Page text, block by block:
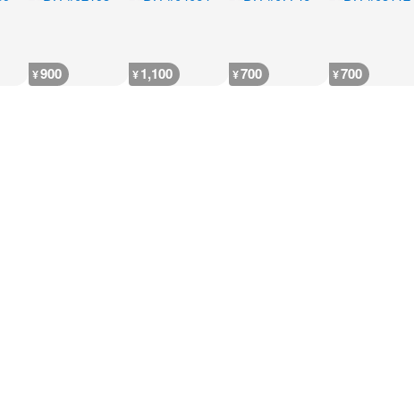
¥900 ¥1,100 ¥700 ¥700